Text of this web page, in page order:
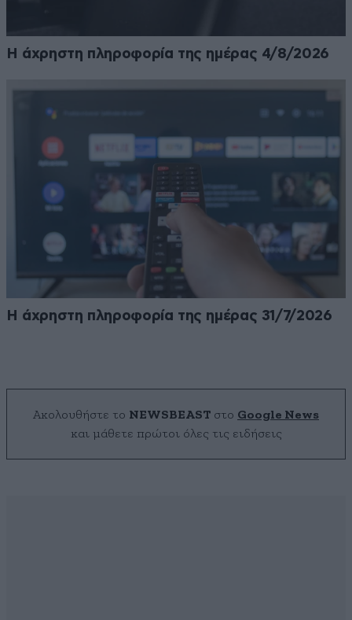
Η άχρηστη πληροφορία της ημέρας 4/8/2026
Η άχρηστη πληροφορία της ημέρας 31/7/2026
Ακολουθήστε το NEWSBEAST στο Google News
και μάθετε πρώτοι όλες τις ειδήσεις